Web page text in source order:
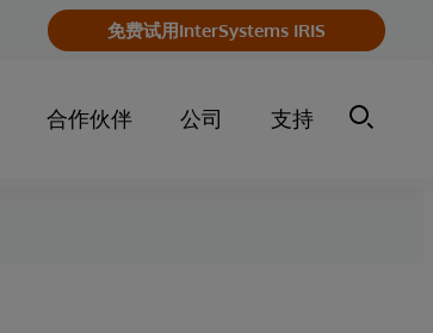
免费试用InterSystems IRIS
合作伙伴 公司 支持